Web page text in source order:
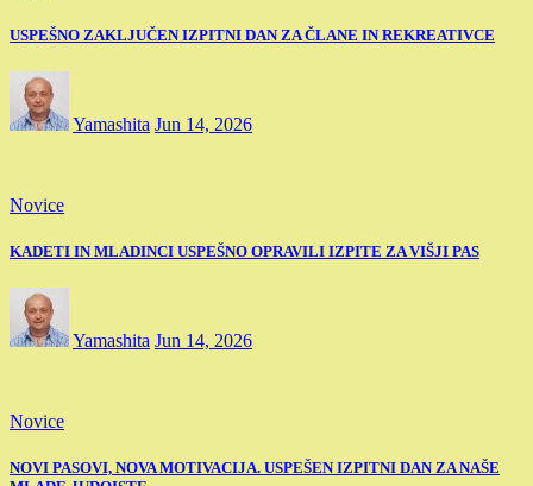
USPEŠNO ZAKLJUČEN IZPITNI DAN ZA ČLANE IN REKREATIVCE
Yamashita Jun 14, 2026
Novice
KADETI IN MLADINCI USPEŠNO OPRAVILI IZPITE ZA VIŠJI PAS
Yamashita Jun 14, 2026
Novice
NOVI PASOVI, NOVA MOTIVACIJA. USPEŠEN IZPITNI DAN ZA NAŠE